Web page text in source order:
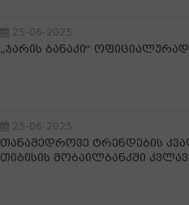
25-06-2025
„ჯარის ბანაკი“ ოფიციალურად
25-06-2025
თანამედროვე ტრენდების
თიბისის მობაილბანკში კვლავ